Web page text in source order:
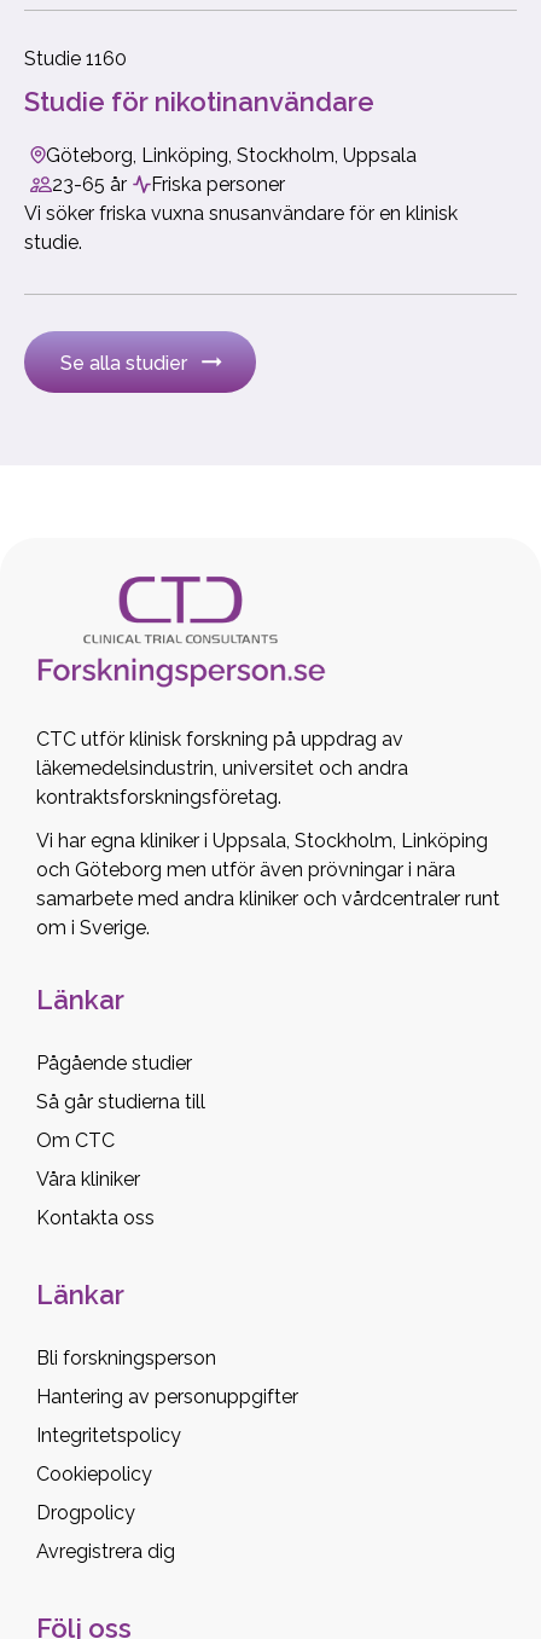
Studie 1160
Studie för nikotinanvändare
Göteborg, Linköping, Stockholm, Uppsala
23-65 år
Friska personer
Vi söker friska vuxna snusanvändare för en klinisk
studie.
Se alla studier
CTC utför klinisk forskning på uppdrag av
läkemedelsindustrin, universitet och andra
kontraktsforskningsföretag.
Vi har egna kliniker i Uppsala, Stockholm, Linköping
och Göteborg men utför även prövningar i nära
samarbete med andra kliniker och vårdcentraler runt
om i Sverige.
Länkar
Pågående studier
Så går studierna till
Om CTC
Våra kliniker
Kontakta oss
Länkar
Bli forskningsperson
Hantering av personuppgifter
Integritetspolicy
Cookiepolicy
Drogpolicy
Avregistrera dig
Följ oss